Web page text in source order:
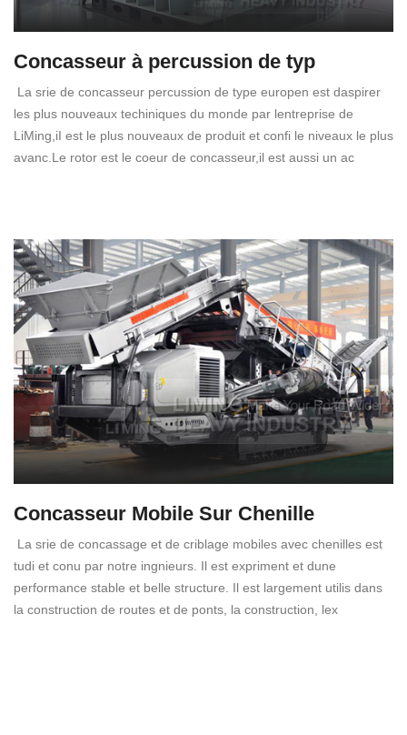
Concasseur à percussion de typ
La srie de concasseur percussion de type europen est daspirer
les plus nouveaux techiniques du monde par lentreprise de
LiMing,iI est le plus nouveaux de produit et confi le niveaux le plus
avanc.Le rotor est le coeur de concasseur,il est aussi un ac
Concasseur Mobile Sur Chenille
La srie de concassage et de criblage mobiles avec chenilles est
tudi et conu par notre ingnieurs. Il est expriment et dune
performance stable et belle structure. Il est largement utilis dans
la construction de routes et de ponts, la construction, lex